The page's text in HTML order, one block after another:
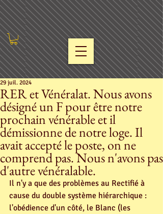
RER et Vénéralat. Nous avons
désigné un F pour être notre
prochain vénérable et il
démissionne de notre loge. Il
avait accepté le poste, on ne
comprend pas. Nous n'avons pas
d'autre vénéralable.
29 juil. 2024
Il n'y a que des problèmes au Rectifié à
cause du double système hiérarchique :
l'obédience d'un côté, le Blanc (les